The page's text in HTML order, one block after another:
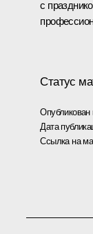
с
Статус
Опубликован
Дата
Ссылка на